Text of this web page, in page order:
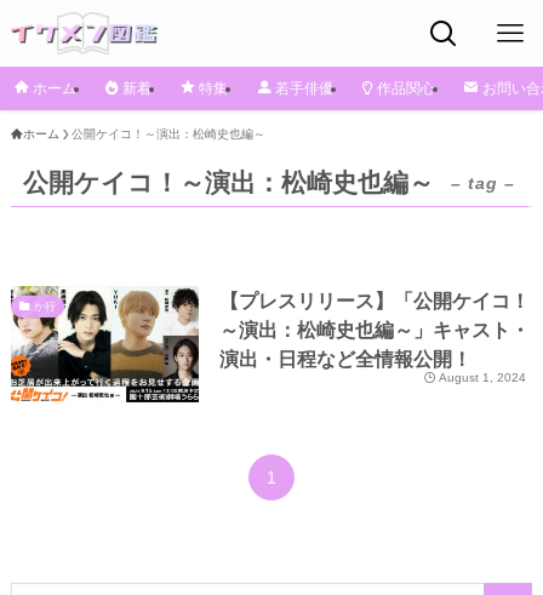
ホーム 新着 特集 若手俳優 作品関心 お問い
ホーム 公開ケイコ！～演出：松崎史也編～
公開ケイコ！～演出：松崎史也編～ – tag –
か行
【プレスリリース】「公開ケイコ！
～演出：松崎史也編～」キャスト・
演出・日程など全情報公開！
August 1, 2024
1